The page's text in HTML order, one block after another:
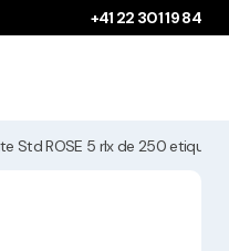
+41 22 301 19 84
Std ROSE 5 rlx de 250